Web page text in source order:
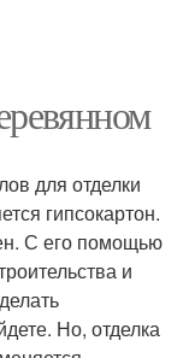
для отделки
гипсокартон.
С его помощью
и
Но, отделка